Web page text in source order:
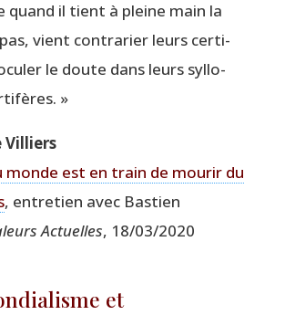
quand il tient à pleine main la
vient contra­rier leurs cer­ti­
le doute dans leurs syl­lo­
»
Villiers
monde est en train de mou­rir du
, entre­tien avec Bas­tien
Actuelles, 18/03/2020
et